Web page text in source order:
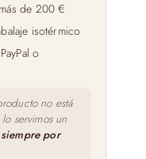
de 200 €
isotérmico
o
no está
servimos un
por